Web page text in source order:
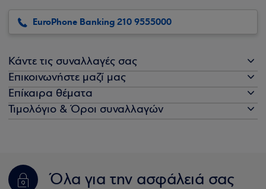
EuroPhone Banking 210 9555000
Κάντε τις συναλλαγές σας
Επικοινωνήστε μαζί μας
Επίκαιρα θέματα
Τιμολόγιο & Όροι συναλλαγών
Όλα για την ασφάλειά σας